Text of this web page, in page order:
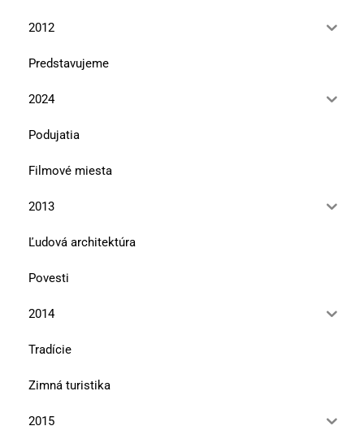
2012
Predstavujeme
2024
Podujatia
Filmové miesta
2013
Ľudová architektúra
Povesti
2014
Tradície
Zimná turistika
2015